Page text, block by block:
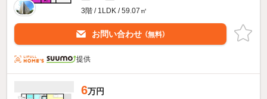
3階 / 1LDK / 59.07㎡
お問い合わせ （無料）
提供
6万円